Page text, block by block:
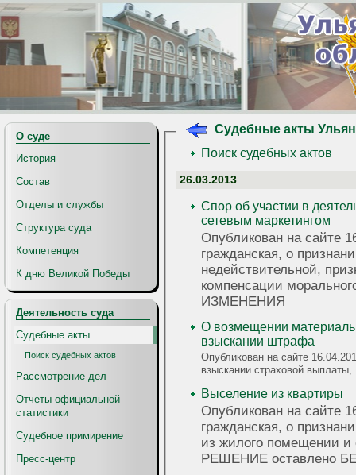
О суде
История
Состав
Отделы и службы
Структура суда
Компетенция
К дню Великой Победы
Деятельность суда
Судебные акты
Поиск судебных актов
Рассмотрение дел
Отчеты официальной
статистики
Судебное примирение
Пресс-центр
Судебные акты
Поиск судебных актов
26.03.2013
Спор об участии в
сетевым маркетингом
Опубликован на сайте
гражданская, о
недействительной,
компенсации
ИЗМЕНЕНИЯ
О возмещении
взыскании штрафа
Опубликован на сайте
взыскании страховой
Выселение из квартиры
Опубликован на сайте
гражданская, о
из жилого помещении и
РЕШЕНИЕ оставлено